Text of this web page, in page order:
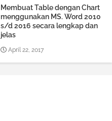
Membuat Table dengan Chart
menggunakan MS. Word 2010
s/d 2016 secara lengkap dan
jelas
April 22, 2017